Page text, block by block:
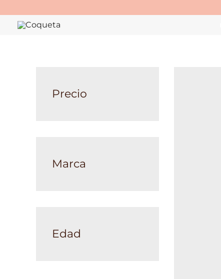
al
contenido
Precio
Marca
Edad